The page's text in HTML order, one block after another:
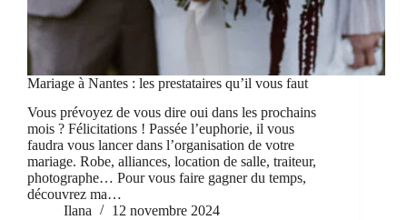
Mariage à Nantes : les prestataires qu’il vous faut
Vous prévoyez de vous dire oui dans les prochains
mois ? Félicitations ! Passée l’euphorie, il vous
faudra vous lancer dans l’organisation de votre
mariage. Robe, alliances, location de salle, traiteur,
photographe… Pour vous faire gagner du temps,
découvrez ma…
Ilana
12 novembre 2024